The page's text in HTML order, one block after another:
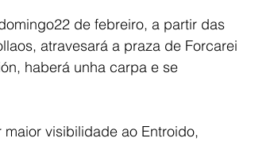
de febreiro, a partir das
atravesará a praza de Forcarei
haberá unha carpa e se
visibilidade ao Entroido,